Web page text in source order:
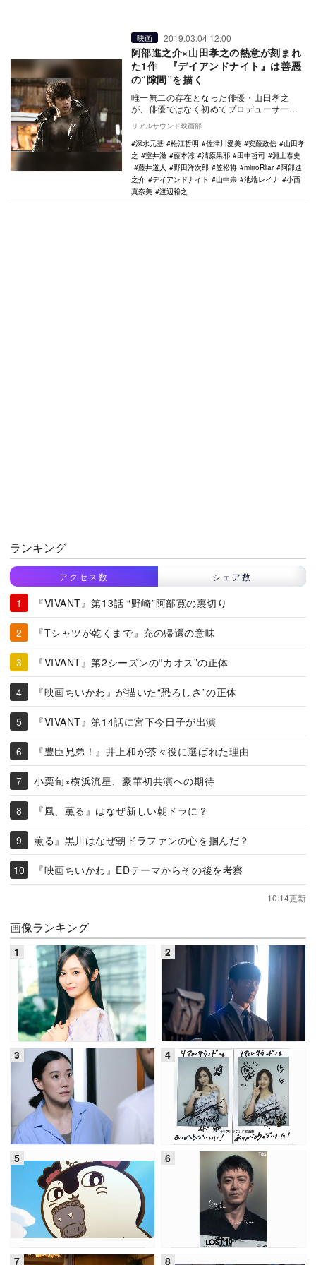
映画 2019.03.04 12:00
阿部進之介×山田孝之の熱意が刻まれ
た1作 『デイアンドナイト』は善悪
の“隙間”を描く
唯一無二の存在となった俳優・山田孝之
が、俳優ではなく初めてプロデューサーと
して手がけた作品が映画『デイアンドナイ
ト』です。『山田…
リアルサウンド映画部
深水元基
松江哲明 佐津川愛美 安藤政信
山田孝
之
室井滋 藤本涼 清原果耶 田中哲司
淵上泰史
藤井道人
野田洋次郎 笠松将 mirroRliar
阿部進
之介
デイアンドナイト 山中崇 池端レイナ
小西
真奈美
渡辺裕之
ランキング
アクセス数 シェア数
『VIVANT』第13話 “野崎”阿部寛の裏切り
『Tシャツが乾くまで』充の帰還の意味
『VIVANT』第2シーズンの“カオス”の正体
『映画ちいかわ』が描いた“恐ろしさ”の正体
『VIVANT』第14話に宮下今日子が出演
『豊臣兄弟！』井上和が茶々役に選ばれた理由
小栗旬×横浜流星、豪華初共演への期待
『風、薫る』はなぜ新しい朝ドラに？
薫る』黒川はなぜ朝ドラファンの心を掴んだ？
『映画ちいかわ』EDテーマからその後を考察
10:14更新
画像ランキング